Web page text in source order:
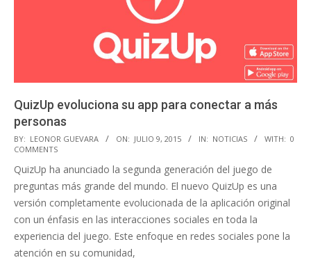
QuizUp evoluciona su app para conectar a más
personas
2015-
07-
09
BY: LEONOR GUEVARA ON: JULIO 9, 2015 IN: NOTICIAS WITH: 0
COMMENTS
QuizUp ha anunciado la segunda generación del juego de
preguntas más grande del mundo. El nuevo QuizUp es una
versión completamente evolucionada de la aplicación original
con un énfasis en las interacciones sociales en toda la
experiencia del juego. Este enfoque en redes sociales pone la
atención en su comunidad,